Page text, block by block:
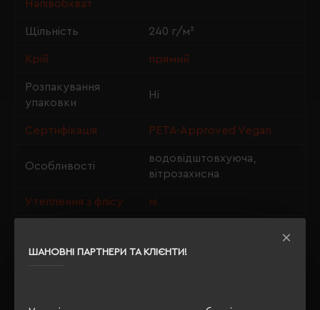
ШАНОВНІ ПАРТНЕРИ ТА КЛІЄНТИ!
Напівобхват
Щільність 240 г/м²
Крій прямий
Розпакування
упаковки
Ні
Сертифікація PETA-Approved Vegan
Особливості
водовідштовхуюча,
вітрозахисна
Утеплення з флісу ні